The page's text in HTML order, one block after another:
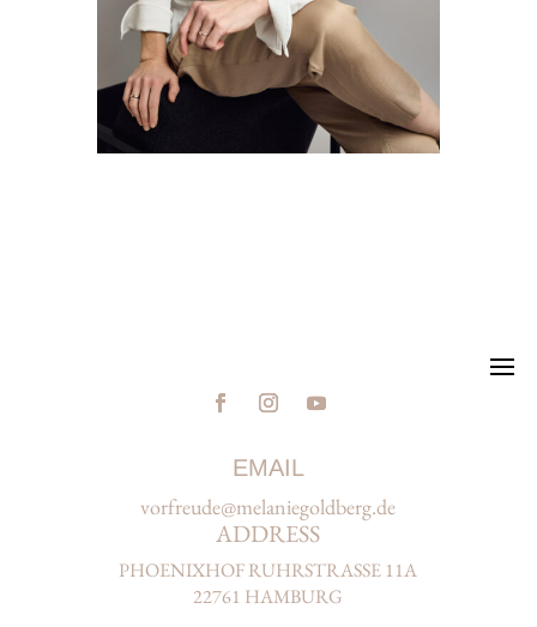
EMAIL
vorfreude@melaniegoldberg.de
ADDRESS
PHOENIXHOF RUHRSTRASSE 11A
22761 HAMBURG